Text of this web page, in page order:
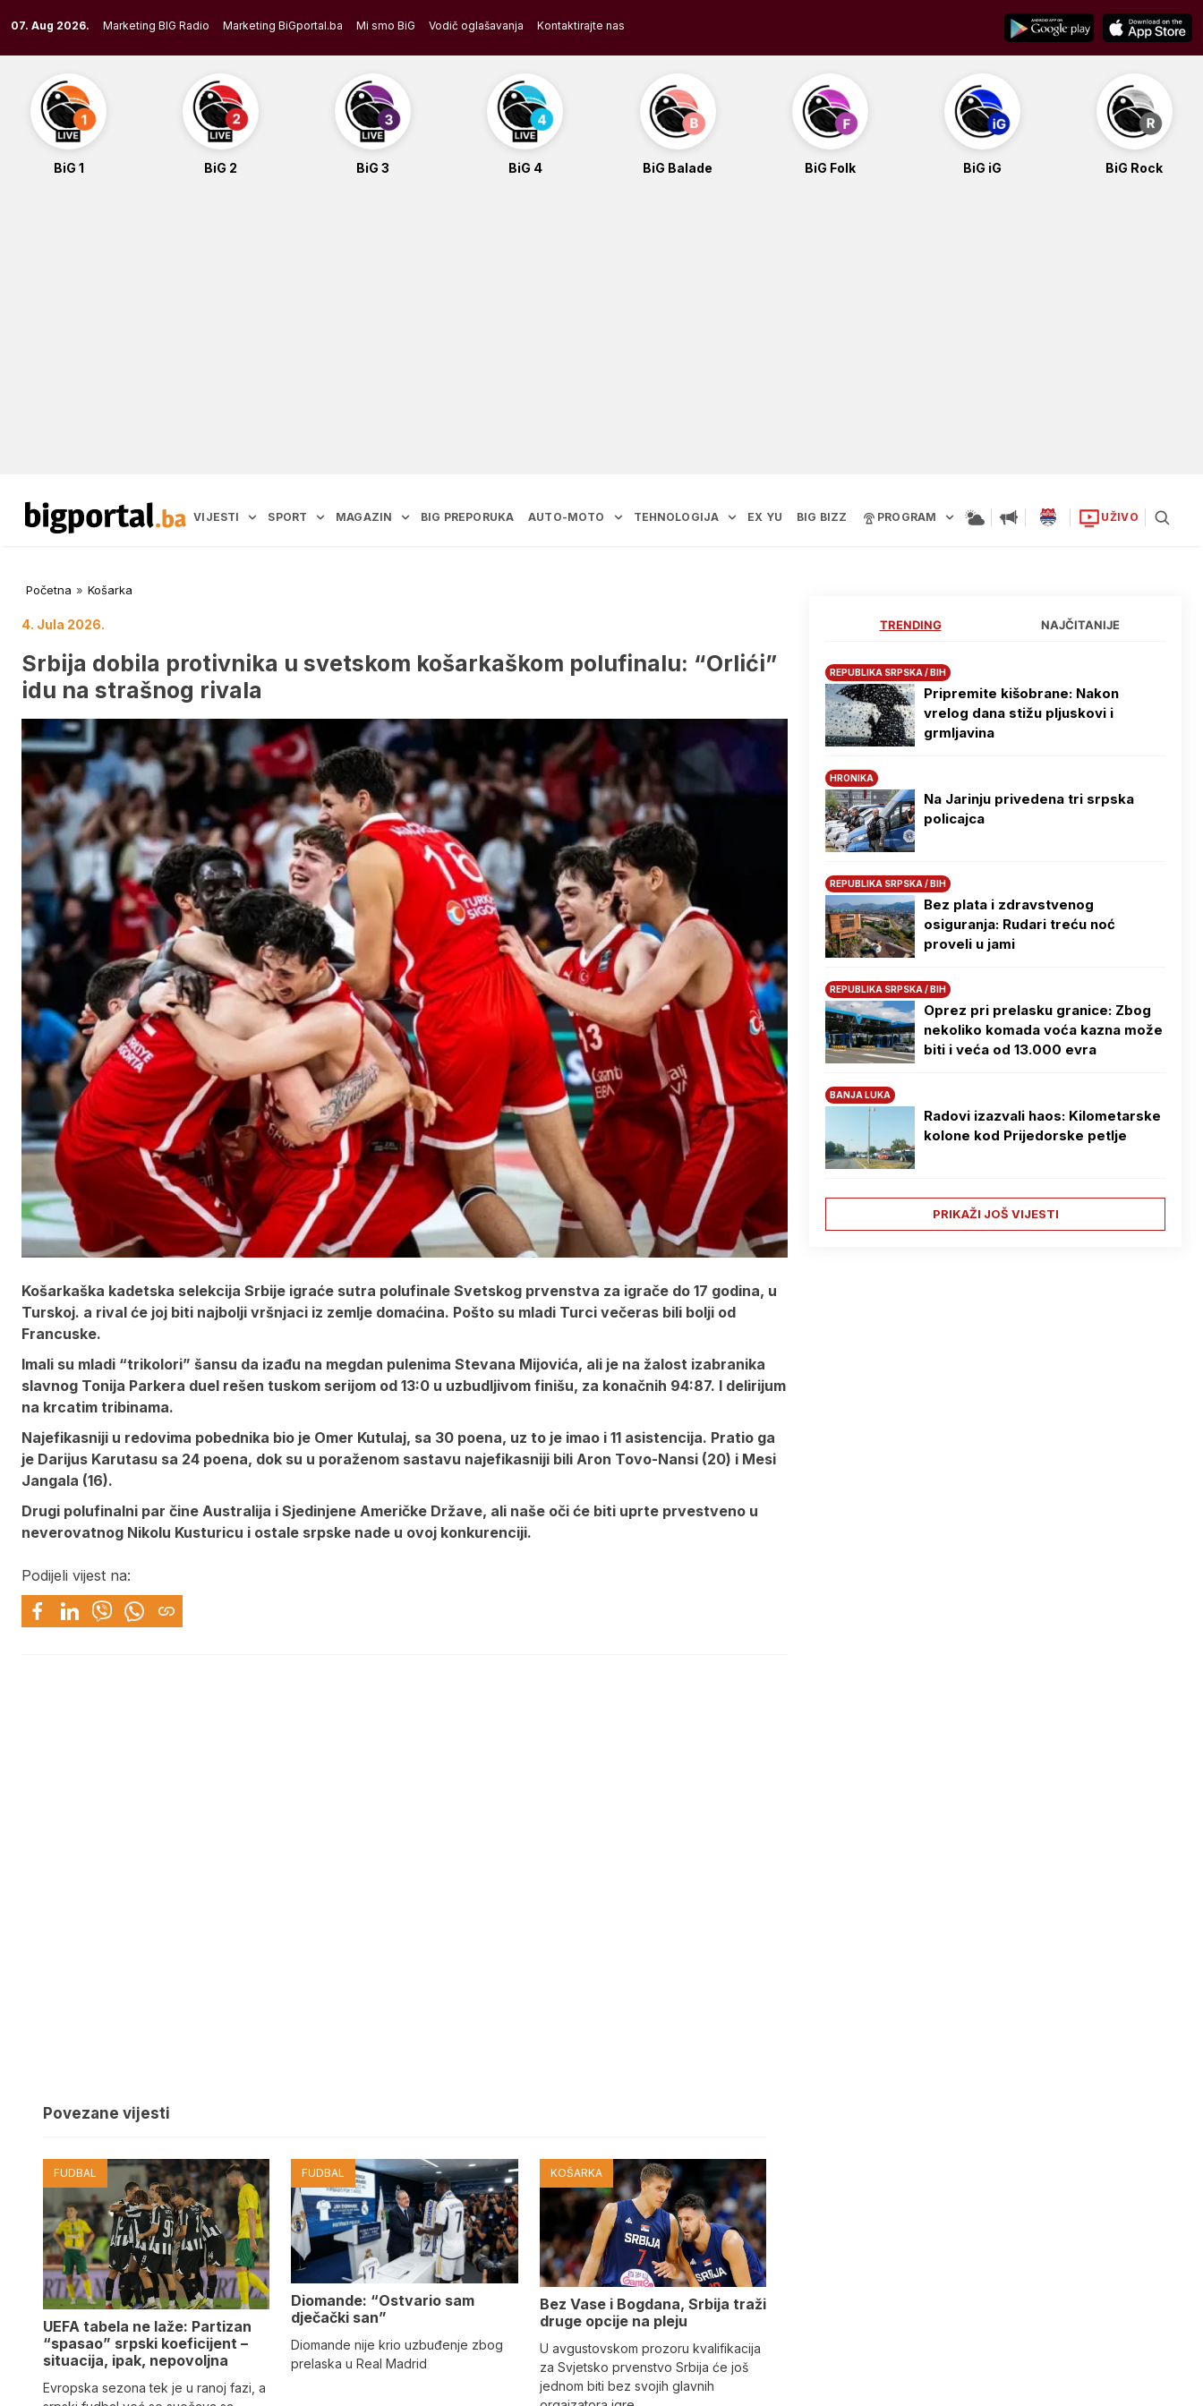
to
content
07. Aug 2026. Marketing BIG Radio Marketing BiGportal.ba Mi smo BiG Vodič oglašavanja Kontaktirajte nas
BiG 1 BiG 2 BiG 3 BiG 4 BiG Balade BiG Folk BiG iG BiG Rock
VIJESTI SPORT MAGAZIN BIG PREPORUKA AUTO-MOTO TEHNOLOGIJA EX YU BIG BIZZ PROGRAM UŽIVO
Početna » Košarka
4. Jula 2026.
Srbija dobila protivnika u svetskom košarkaškom polufinalu: “Orlići”
idu na strašnog rivala
Košarkaška kadetska selekcija Srbije igraće sutra polufinale Svetskog prvenstva za igrače do 17 godina, u
Turskoj. a rival će joj biti najbolji vršnjaci iz zemlje domaćina. Pošto su mladi Turci večeras bili bolji od
Francuske.
Imali su mladi “trikolori” šansu da izađu na megdan pulenima Stevana Mijovića, ali je na žalost izabranika
slavnog Tonija Parkera duel rešen tuskom serijom od 13:0 u uzbudljivom finišu, za konačnih 94:87. I delirijum
na krcatim tribinama.
Najefikasniji u redovima pobednika bio je Omer Kutulaj, sa 30 poena, uz to je imao i 11 asistencija. Pratio ga
je Darijus Karutasu sa 24 poena, dok su u poraženom sastavu najefikasniji bili Aron Tovo-Nansi (20) i Mesi
Jangala (16).
Drugi polufinalni par čine Australija i Sjedinjene Američke Države, ali naše oči će biti uprte prvestveno u
neverovatnog Nikolu Kusturicu i ostale srpske nade u ovoj konkurenciji.
Podijeli vijest na:
Povezane vijesti
FUDBAL
UEFA tabela ne laže: Partizan
“spasao” srpski koeficijent –
situacija, ipak, nepovoljna
Evropska sezona tek je u ranoj fazi, a
FUDBAL
Diomande: “Ostvario sam
dječački san”
Diomande nije krio uzbuđenje zbog
prelaska u Real Madrid
KOŠARKA
Bez Vase i Bogdana, Srbija traži
druge opcije na pleju
U avgustovskom prozoru kvalifikacija
za Svjetsko prvenstvo Srbija će još
jednom biti bez svojih glavnih
TRENDING NAJČITANIJE
REPUBLIKA SRPSKA / BIH
Pripremite kišobrane: Nakon
vrelog dana stižu pljuskovi i
grmljavina
HRONIKA
Na Јarinju privedena tri srpska
policajca
REPUBLIKA SRPSKA / BIH
Bez plata i zdravstvenog
osiguranja: Rudari treću noć
proveli u jami
REPUBLIKA SRPSKA / BIH
Oprez pri prelasku granice: Zbog
nekoliko komada voća kazna može
biti i veća od 13.000 evra
BANJA LUKA
Radovi izazvali haos: Kilometarske
kolone kod Prijedorske petlje
PRIKAŽI JOŠ VIJESTI